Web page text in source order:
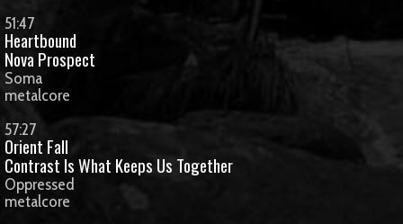
51:47
Heartbound
Nova Prospect
Soma
metalcore
57:27
Orient Fall
Contrast Is What Keeps Us Together
Oppressed
metalcore